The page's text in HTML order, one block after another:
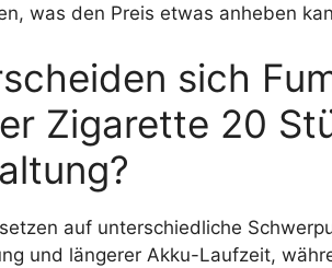
was den Preis etwas anheben
sich
Zigarette 20
auf unterschiedliche
und längerer Akku-Laufzeit,